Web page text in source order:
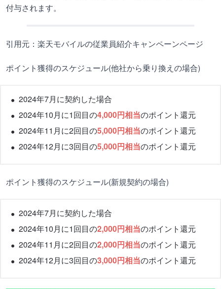
付与されます。
引用元：楽天モバイルの従業員紹介キャンペーンページ
ポイント獲得のスケジュール(他社から乗り換えの場合)
2024年7月に契約した場合
2024年10月に1回目の4,000円相当のポイント還元
2024年11月に2回目の5,000円相当のポイント還元
2024年12月に3回目の5,000円相当のポイント還元
ポイント獲得のスケジュール(新規契約の場合)
2024年7月に契約した場合
2024年10月に1回目の2,000円相当のポイント還元
2024年11月に2回目の2,000円相当のポイント還元
2024年12月に3回目の3,000円相当のポイント還元